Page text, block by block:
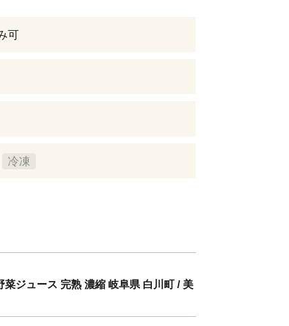
可
冷凍
ジュース 完熟 濃縮 岐阜県 白川町 / 美